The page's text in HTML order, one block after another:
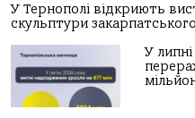
У Тернополі відкриють
скульптури
У